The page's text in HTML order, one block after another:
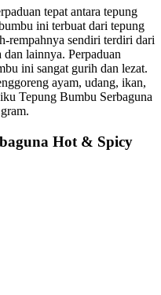
tepat antara tepung
ini terbuat dari tepung
rempahnya sendiri terdiri dari
lainnya. Perpaduan
ini sangat gurih dan lezat.
ayam, udang, ikan,
Tepung Bumbu Serbaguna
Hot & Spicy